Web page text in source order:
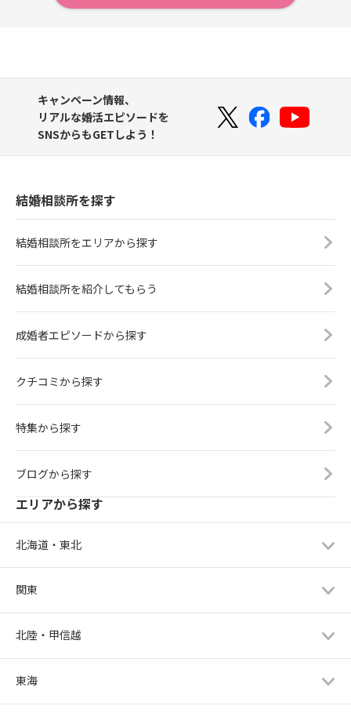
キャンペーン情報、
リアルな婚活エピソードを
SNSからもGETしよう！
結婚相談所を探す
結婚相談所をエリアから探す
結婚相談所を紹介してもらう
成婚者エピソードから探す
クチコミから探す
特集から探す
ブログから探す
エリアから探す
北海道・東北
関東
北陸・甲信越
東海